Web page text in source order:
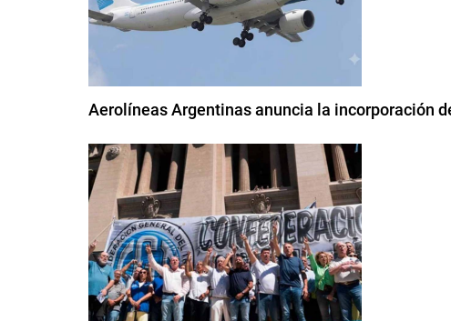
Aerolíneas Argentinas anuncia la incorporación